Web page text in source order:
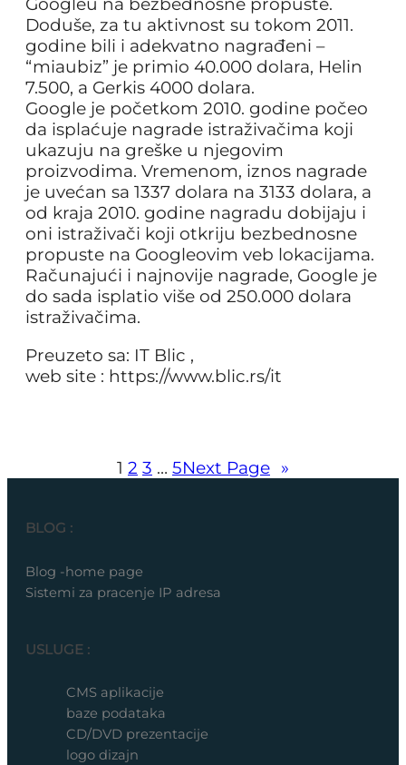
Doduše, za tu aktivnost su tokom 2011.
godine bili i adekvatno nagrađeni –
“miaubiz” je primio 40.000 dolara, Helin
7.500, a Gerkis 4000 dolara.
Google je početkom 2010. godine počeo
da isplaćuje nagrade istraživačima koji
ukazuju na greške u njegovim
proizvodima. Vremenom, iznos nagrade
je uvećan sa 1337 dolara na 3133 dolara, a
od kraja 2010. godine nagradu dobijaju i
oni istraživači koji otkriju bezbednosne
propuste na Googleovim veb lokacijama.
Računajući i najnovije nagrade, Google je
do sada isplatio više od 250.000 dolara
istraživačima.
Preuzeto sa: IT Blic ,
web site : https://www.blic.rs/it
1 2 3 … 5Next Page »
BLOG :
Blog -home page
Sistemi za pracenje IP adresa
USLUGE :
CMS aplikacije
baze podataka
CD/DVD prezentacije
logo dizajn